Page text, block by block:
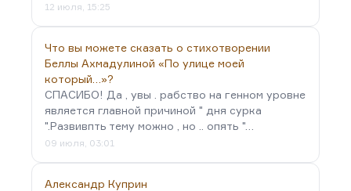
12 июля, 15:25
Что вы можете сказать о стихотворении
Беллы Ахмадулиной «По улице моей
который…»?
СПАСИБО! Да , увы . рабство на генном уровне
является главной причиной " дня сурка
".Развивпть тему можно , но .. опять "…
09 июля, 03:01
Александр Куприн